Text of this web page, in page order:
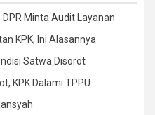
DPR Minta Audit Layanan
KPK, Ini Alasannya
Satwa Disorot
KPK Dalami TPPU